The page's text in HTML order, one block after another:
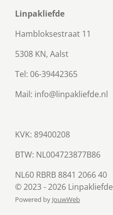
Linpakliefde
Hambloksestraat 11
5308 KN, Aalst
Tel: 06-39442365
Mail: info@linpakliefde.nl
KVK: 89400208
BTW: NL004723877B86
NL60 RBRB 8841 2066 40
© 2023 - 2026 Linpakliefde
Powered by JouwWeb